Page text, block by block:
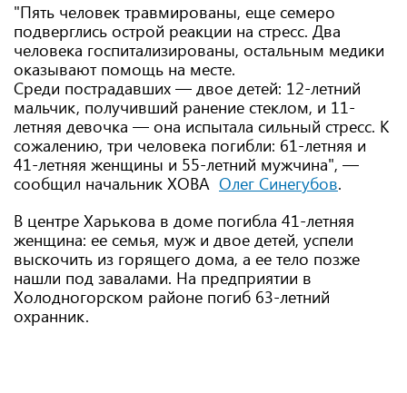
"Пять человек травмированы, еще семеро
подверглись острой реакции на стресс. Два
человека госпитализированы, остальным медики
оказывают помощь на месте.
Среди пострадавших — двое детей: 12-летний
мальчик, получивший ранение стеклом, и 11-
летняя девочка — она испытала сильный стресс. К
сожалению, три человека погибли: 61-летняя и
41-летняя женщины и 55-летний мужчина", —
сообщил начальник ХОВА Олег Синегубов.
В центре Харькова в доме погибла 41-летняя
женщина: ее семья, муж и двое детей, успели
выскочить из горящего дома, а ее тело позже
нашли под завалами. На предприятии в
Холодногорском районе погиб 63-летний
охранник.